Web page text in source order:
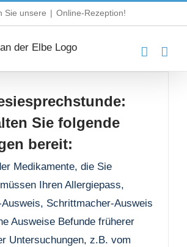
Sie unsere | Online-Rezeption!
Sie folgende
bereit:
Medikamente, die Sie
Ihren Allergiepass,
Schrittmacher-Ausweis
Ausweise Befunde früherer
Untersuchungen, z.B. vom